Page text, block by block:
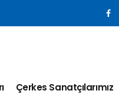
Çerkes Sanatçılarımız